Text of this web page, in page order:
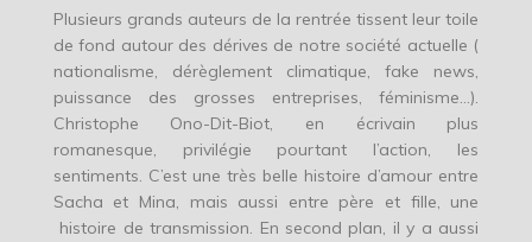
Plusieurs grands auteurs de la rentrée tissent leur toile
de fond autour des dérives de notre société actuelle (
nationalisme, dérèglement climatique, fake news,
puissance des grosses entreprises, féminisme…).
Christophe Ono-Dit-Biot, en écrivain plus
romanesque, privilégie pourtant l’action, les
sentiments. C’est une très belle histoire d’amour entre
Sacha et Mina, mais aussi entre père et fille, une
histoire de transmission. En second plan, il y a aussi